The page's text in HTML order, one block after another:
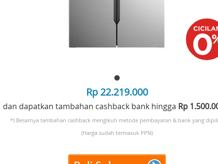
Rp 22.219.000
dan dapatkan tambahan cashback bank hingga Rp
*) Besarnya tambahan cashback mengikuti metode pembayaran & bank yang
(Harga sudah termasuk PPN)